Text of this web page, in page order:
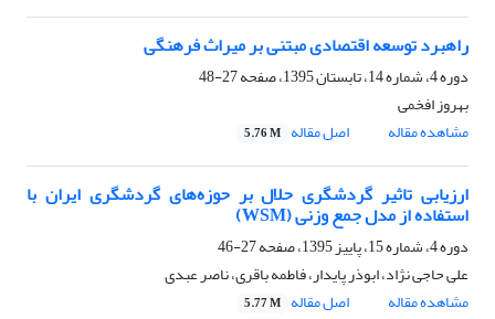
راهبرد توسعه اقتصادی مبتنی بر میراث فرهنگی
دوره 4، شماره 14، تابستان 1395، صفحه
27-48
بهروز افخمی
مشاهده مقاله
اصل مقاله 5.76 M
ارزیابی تاثیر گردشگری حلال بر حوزه‌های گردشگری ایران با
استفاده از مدل جمع وزنی (WSM)
دوره 4، شماره 15، پاییز 1395، صفحه
27-46
علی حاجی نژاد، ابوذر پایدار، فاطمه باقری، ناصر عبدی
مشاهده مقاله
اصل مقاله 5.77 M